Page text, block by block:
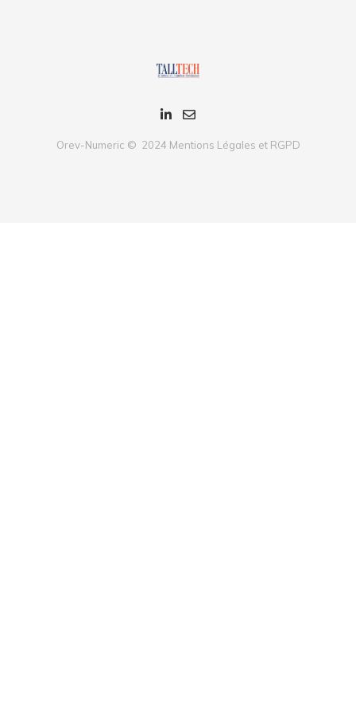
Orev-Numeric © 2024 Mentions Légales et RGPD